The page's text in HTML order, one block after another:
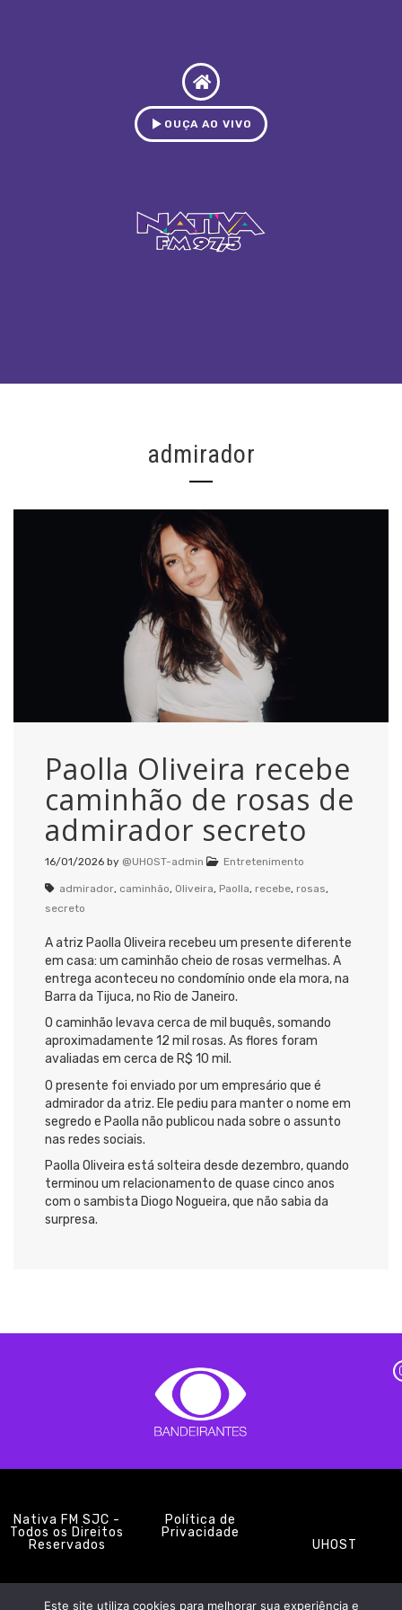
OUÇA AO VIVO
admirador
Paolla Oliveira recebe
caminhão de rosas de
admirador secreto
16/01/2026 by @UHOST-admin Entretenimento
admirador, caminhão, Oliveira, Paolla, recebe, rosas,
secreto
A atriz Paolla Oliveira recebeu um presente diferente
em casa: um caminhão cheio de rosas vermelhas. A
entrega aconteceu no condomínio onde ela mora, na
Barra da Tijuca, no Rio de Janeiro.
O caminhão levava cerca de mil buquês, somando
aproximadamente 12 mil rosas. As flores foram
avaliadas em cerca de R$ 10 mil.
O presente foi enviado por um empresário que é
admirador da atriz. Ele pediu para manter o nome em
segredo e Paolla não publicou nada sobre o assunto
nas redes sociais.
Paolla Oliveira está solteira desde dezembro, quando
terminou um relacionamento de quase cinco anos
com o sambista Diogo Nogueira, que não sabia da
surpresa.
Nativa FM SJC -
Todos os Direitos
Reservados
Política de
Privacidade
UHOST
Este site utiliza cookies para melhorar sua experiência e